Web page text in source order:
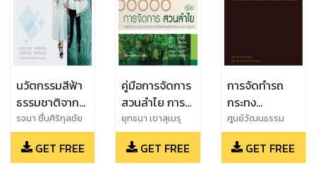
นวัตกรรมสีฟ้า
ธรรมชาติจาก
เมล็ดคอคอเด๊าะ
ต่อการออกแบบ
ผลิตภัณฑ์ของที่
รจนา ชื่นศิริกุลชัย
และ เรืองชัย ชื่นศิริ
กุลชัยGET FREE
คู่มือการจัดการ
สวนลำไย การ
จัดการความรู้
และถ่ายทอด
เทคโนโลยีการ
ยุทธนา เขาสุเมรุ
และ ชิติ ศรีตนทิพย์
และ สันติ ช่างเจรจา
และ ภฤศพงศ์ เพชร
GET FREE
การจัดทำรถ
กระทง
มหาวิทยาลัย
เทคโนโลยีราช
มงคลล้านนา
ศูนย์วัฒนธรรม
ศึกษา และ สถาบัน
ถ่ายทอดเทคโนโลยี
สู่ชุมชน
GET FREE